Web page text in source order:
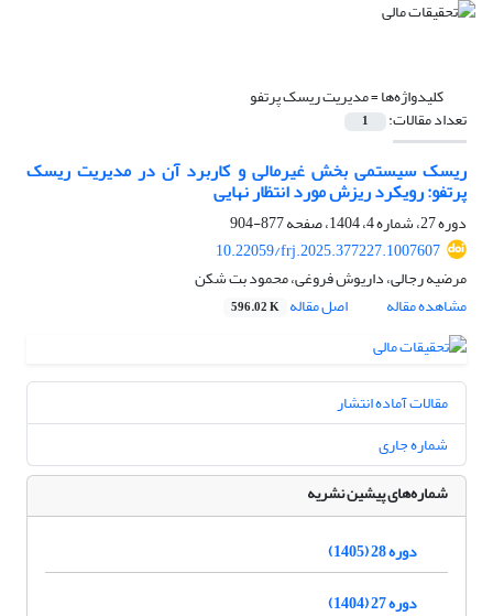
کلیدواژه‌ها =مدیریت ریسک پرتفو
تعداد مقالات: 1
ریسک سیستمی بخش غیرمالی و کاربرد آن در مدیریت ریسک
پرتفو: رویکرد ریزش مورد انتظار نهایی
دوره 27، شماره 4، 1404، صفحه
877-904
10.22059/frj.2025.377227.1007607
مرضیه رجالی، داریوش فروغی، محمود بت شکن
مشاهده مقاله
اصل مقاله 596.02 K
مقالات آماده انتشار
شماره جاری
شماره‌های پیشین نشریه
دوره 28 (1405)
دوره 27 (1404)